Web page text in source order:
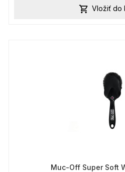
 Vložiť do
Muc-Off Super Soft